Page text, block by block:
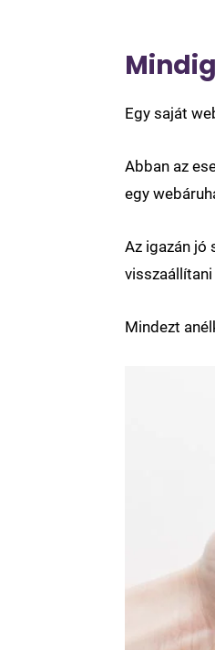
Egy saját
Abban az
egy
Az igazán jó
Mindezt